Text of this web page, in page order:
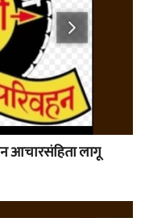
आचारसंहिता लागू